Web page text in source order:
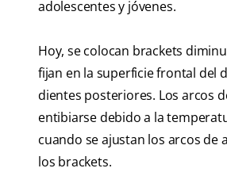
adolescentes y jóvenes.
Hoy, se colocan brackets
fijan en la superficie frontal del
dientes posteriores. Los arcos
entibiarse debido a la
cuando se ajustan los arcos
los brackets.